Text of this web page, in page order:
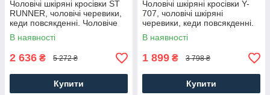
Чоловічі шкіряні кросівки ST
RUNNER, чоловічі черевики,
кеди повсякденні. Чоловіче
взуття
В наявності
2 636 ₴ 5 272 ₴
Купити
Чоловічі шкіряні кросівки Y-
707, чоловічі шкіряні
черевики, кеди повсякденні.
Чоловіче взуття
В наявності
1 899 ₴ 3 798 ₴
Купити